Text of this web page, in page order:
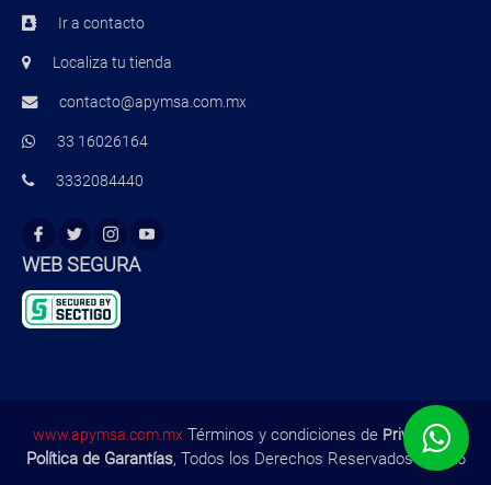
Ir a contacto
Localiza tu tienda
contacto@apymsa.com.mx
33 16026164
3332084440
WEB SEGURA
www.apymsa.com.mx Términos y condiciones de Privacidad
Política de Garantías, Todos los Derechos Reservados ©2026